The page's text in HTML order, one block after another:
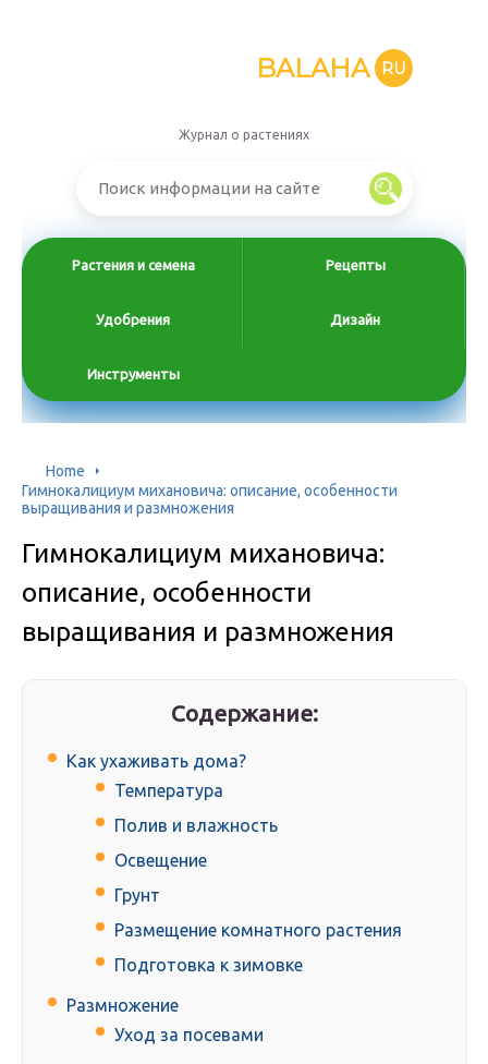
BALAHA RU
Журнал о растениях
Растения и семена Рецепты
Удобрения Дизайн
Инструменты
Home
Гимнокалициум михановича: описание, особенности
выращивания и размножения
Гимнокалициум михановича:
описание, особенности
выращивания и размножения
Содержание:
Как ухаживать дома?
Температура
Полив и влажность
Освещение
Грунт
Размещение комнатного растения
Подготовка к зимовке
Размножение
Уход за посевами